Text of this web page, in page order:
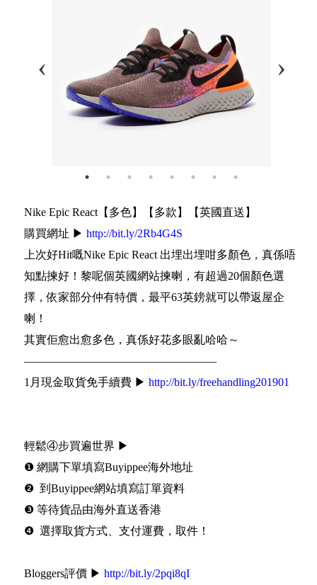
Nike Epic React【多色】【多款】【英國直送】
購買網址 ▶ http://bit.ly/2Rb4G4S
上次好Hit嘅Nike Epic React 出埋出埋咁多顏色，真係唔
知點揀好！黎呢個英國網站揀喇，有超過20個顏色選
擇，依家部分仲有特價，最平63英鎊就可以帶返屋企
喇！
其實佢愈出愈多色，真係好花多眼亂哈哈～
—————————————————
1月現金取貨免手續費 ▶ http://bit.ly/freehandling201901
輕鬆④步買遍世界 ▶
❶ 網購下單填寫Buyippee海外地址
❷ 到Buyippee網站填寫訂單資料
❸ 等待貨品由海外直送香港
❹ 選擇取貨方式、支付運費，取件！
Bloggers評價 ▶ http://bit.ly/2pqi8qI